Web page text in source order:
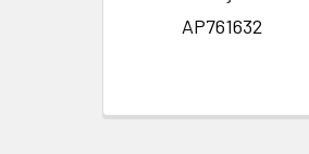
AP761632